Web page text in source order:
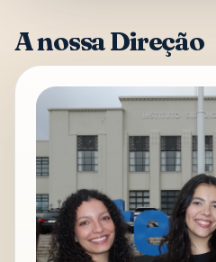
A nossa Direção